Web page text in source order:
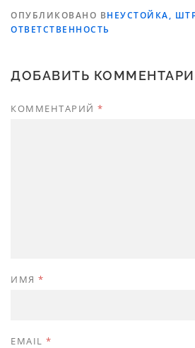
ОПУБЛИКОВАНО ВНЕУСТОЙКА,
ОТВЕТСТВЕННОСТЬ
ДОБАВИТЬ
КОММЕНТАРИЙ *
ИМЯ *
EMAIL *